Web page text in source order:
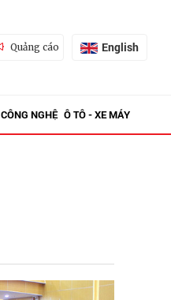
Quảng cáo English
CÔNG NGHỆ Ô TÔ - XE MÁY